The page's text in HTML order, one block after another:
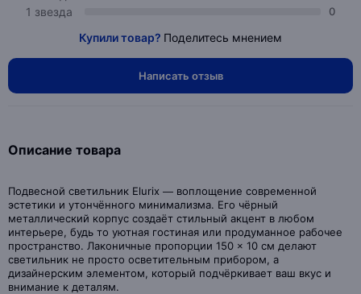
1 звезда 0
Купили товар? Поделитесь мнением
Написать отзыв
Описание товара
Подвесной светильник Elurix — воплощение современной
эстетики и утончённого минимализма. Его чёрный
металлический корпус создаёт стильный акцент в любом
интерьере, будь то уютная гостиная или продуманное рабочее
пространство. Лаконичные пропорции 150 × 10 см делают
светильник не просто осветительным прибором, а
дизайнерским элементом, который подчёркивает ваш вкус и
внимание к деталям.